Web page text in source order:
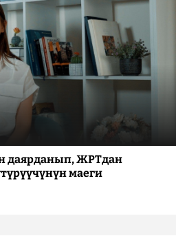
даярданып, ЖРТдан
маеги